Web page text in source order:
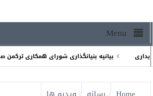
Menu
بیانیه بنیانگذاری شورای همكارى تركمن صحرا